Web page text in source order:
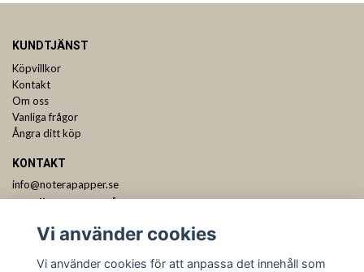
KUNDTJÄNST
Köpvillkor
Kontakt
Om oss
Vanliga frågor
Ångra ditt köp
KONTAKT
info@noterapapper.se
Vi använder cookies
Vi använder cookies för att anpassa det innehåll som